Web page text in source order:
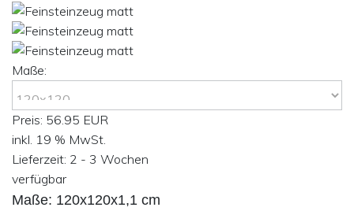
Maße:
Preis: 56.95 EUR
inkl. 19 % MwSt.
Lieferzeit: 2 - 3 Wochen
verfügbar
Maße: 120x120x1,1 cm